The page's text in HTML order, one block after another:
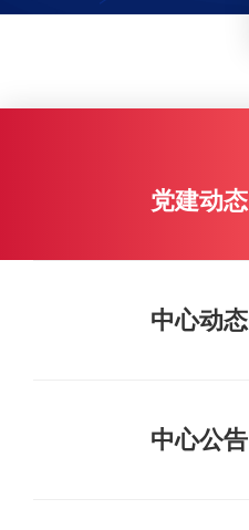
党建动态
中心动态
中心公告